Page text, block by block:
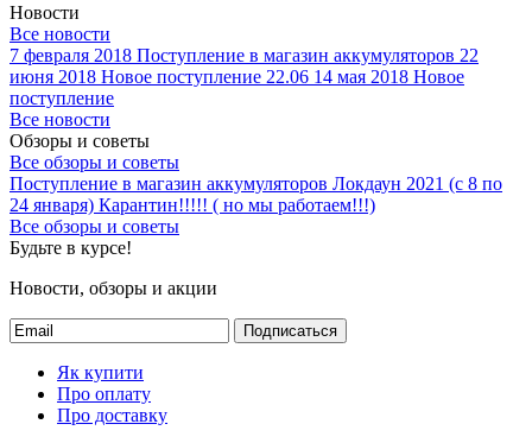
Новости
Все новости
7 февраля 2018 Поступление в магазин аккумуляторов 22
июня 2018 Новое поступление 22.06 14 мая 2018 Новое
поступление
Все новости
Обзоры и советы
Все обзоры и советы
Поступление в магазин аккумуляторов Локдаун 2021 (с 8 по
24 января) Карантин!!!!! ( но мы работаем!!!)
Все обзоры и советы
Будьте в курсе!
Новости, обзоры и акции
Подписаться
Як купити
Про оплату
Про доставку